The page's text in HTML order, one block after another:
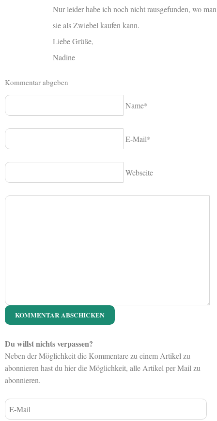
Nur leider habe ich noch nicht rausgefunden, wo man
sie als Zwiebel kaufen kann.
Liebe Grüße,
Nadine
Kommentar abgeben
Name*
E-Mail*
Webseite
Du willst nichts verpassen?
Neben der Möglichkeit die Kommentare zu einem Artikel zu
abonnieren hast du hier die Möglichkeit, alle Artikel per Mail zu
abonnieren.